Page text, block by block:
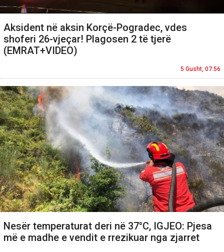
Aksident në aksin Korçë-Pogradec, vdes
shoferi 26-vjeçar! Plagosen 2 të tjerë
(EMRAT+VIDEO)
5 Gusht, 07:56
Nesër temperaturat deri në 37°C, IGJEO: Pjesa
më e madhe e vendit e rrezikuar nga zjarret